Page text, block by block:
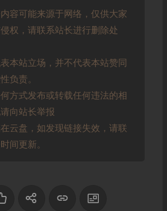
容可能来源于网络，仅供大家
权，请联系站长进行删除处
本站立场，并不代表本站赞同
负责。
方式发布或转载任何违法的相
向站长举报
云盘，如发现链接失效，请联
间更新。